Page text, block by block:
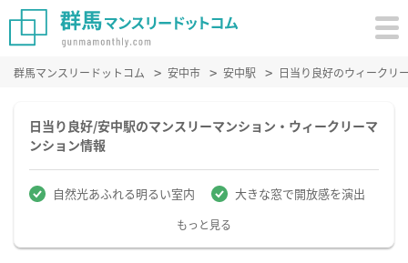
群馬マンスリードットコム 安中市 安中駅 日当り良好のウィークリ
日当り良好/安中駅のマンスリーマンション・ウィークリーマ
ンション情報
自然光あふれる明るい室内 大きな窓で開放感を演出
もっと見る